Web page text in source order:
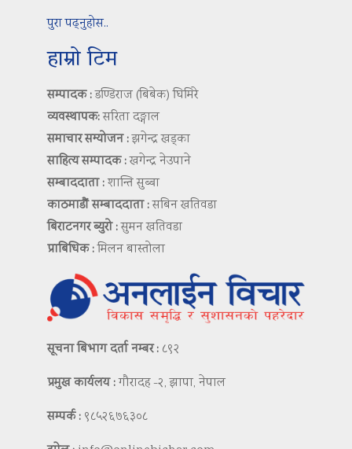
पुरा पढ्नुहोस..
हाम्रो टिम
सम्पादक :डण्डिराज (बिबेक) घिमिरे
व्यवस्थापक:सरिता दङ्गाल
समाचार सम्योजन :झगेन्द्र खड्का
साहित्य सम्पादक :खगेन्द्र नेउपाने
सम्बाददाता :शान्ति सुब्बा
काठमाडौं सम्बाददाता :सबिन खतिवडा
बिराटनगर ब्युरो :सुमन खतिवडा
प्राबिधिक :मिलन बास्तोला
सूचना बिभाग दर्ता नम्बर : ८९२
प्रमुख कार्यलय :गौरादह -२, झापा, नेपाल
सम्पर्क : ९८५२६७६३०८